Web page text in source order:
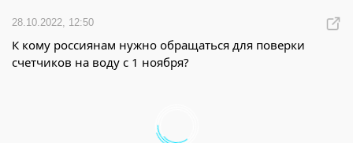
28.10.2022, 12:50
К кому россиянам нужно обращаться для поверки
счетчиков на воду с 1 ноября?